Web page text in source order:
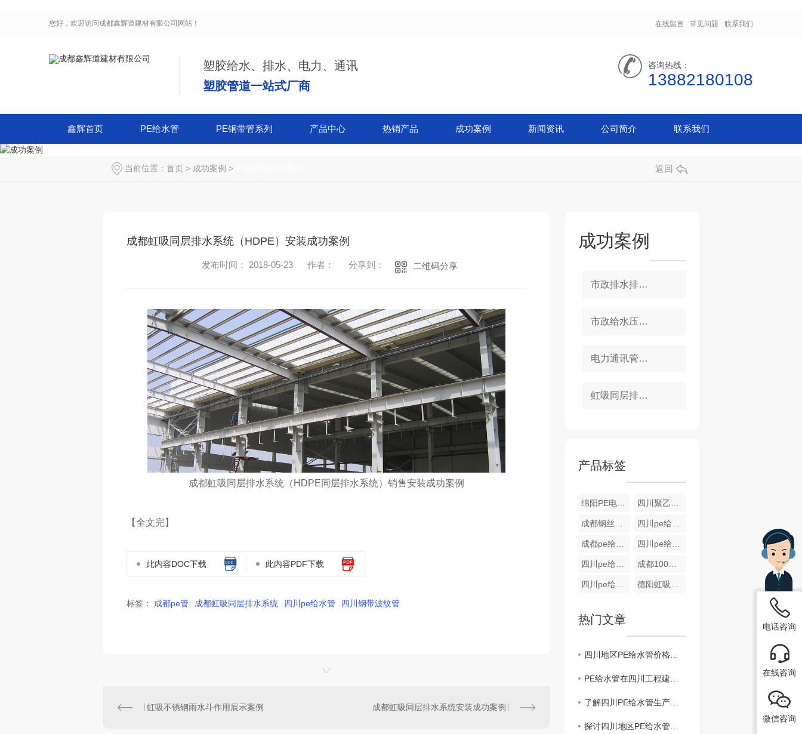
您好，欢迎访问 成都鑫辉道建材有限公司 网站！ 在线留言 常见问题 联系我们
塑胶给水、排水、电力、通讯
塑胶管道一站式厂商
咨询热线：
13882180108
鑫辉首页 PE给水管 PE钢带管系列 产品中心 热销产品 成功案例 新闻资讯 公司简介 联系我们
当前位置： 首页 > 成功案例 > 返回
成都虹吸同层排水系统（HDPE）安装成功案例
发布时间： 2018-05-23 作者： 分享到： 二维码分享
成都虹吸同层排水系统（HDPE同层排水系统）销售安装成功案例
【全文完】
此内容DOC下载 此内容PDF下载
标签： 成都pe管 成都虹吸同层排水系统 四川pe给水管 四川钢带波纹管
虹吸不锈钢雨水斗作用展示案例 成都虹吸同层排水系统安装成功案例
成功案例
市政排水排污管系列
市政给水压力管系列
电力通讯管系类
虹吸同层排水系列
产品标签
绵阳PE电熔管件 四川聚乙烯（PE）钢丝网骨架管
成都钢丝骨架管 四川pe给水管批发
成都pe给水管 四川pe给水管厂家
四川pe给水管 成都100级pe管批发
四川pe给水管生产 德阳虹吸同层排水系统
热门文章
四川地区PE给水管价格走势及影响因素解析
PE给水管在四川工程建设中的实际应用案例分享
了解四川PE给水管生产厂家及品牌推荐
探讨四川地区PE给水管行业发展趋势与挑战
电话咨询
在线咨询
微信咨询